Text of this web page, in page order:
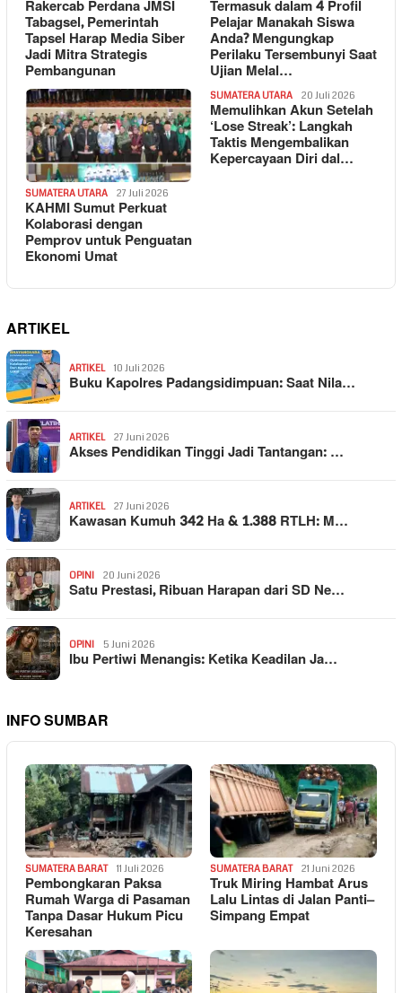
Rakercab Perdana JMSI
Tabagsel, Pemerintah
Tapsel Harap Media Siber
Jadi Mitra Strategis
Pembangunan
Termasuk dalam 4 Profil
Pelajar Manakah Siswa
Anda? Mengungkap
Perilaku Tersembunyi Saat
Ujian Melal…
SUMATERA UTARA 27 Juli 2026
KAHMI Sumut Perkuat
Kolaborasi dengan
Pemprov untuk Penguatan
Ekonomi Umat
SUMATERA UTARA 20 Juli 2026
Memulihkan Akun Setelah
‘Lose Streak’: Langkah
Taktis Mengembalikan
Kepercayaan Diri dal…
ARTIKEL
ARTIKEL 10 Juli 2026
Buku Kapolres Padangsidimpuan: Saat Nila…
ARTIKEL 27 Juni 2026
Akses Pendidikan Tinggi Jadi Tantangan: …
ARTIKEL 27 Juni 2026
Kawasan Kumuh 342 Ha & 1.388 RTLH: M…
OPINI 20 Juni 2026
Satu Prestasi, Ribuan Harapan dari SD Ne…
OPINI 5 Juni 2026
Ibu Pertiwi Menangis: Ketika Keadilan Ja…
INFO SUMBAR
SUMATERA BARAT 11 Juli 2026
Pembongkaran Paksa
Rumah Warga di Pasaman
Tanpa Dasar Hukum Picu
Keresahan
SUMATERA BARAT 21 Juni 2026
Truk Miring Hambat Arus
Lalu Lintas di Jalan Panti–
Simpang Empat